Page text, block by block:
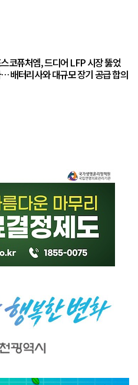
코퓨처엠, 드디어 LFP 시장 뚫었
배터리사와 대규모 장기 공급 합의